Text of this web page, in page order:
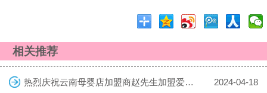
相关推荐
热烈庆祝云南母婴店加盟商赵先生加盟爱亲母婴！预祝生意兴隆！
2024-04-18